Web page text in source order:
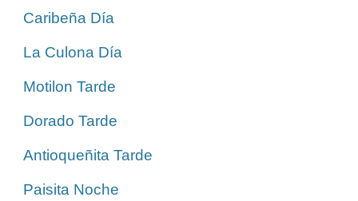
Caribeña Día
La Culona Día
Motilon Tarde
Dorado Tarde
Antioqueñita Tarde
Paisita Noche